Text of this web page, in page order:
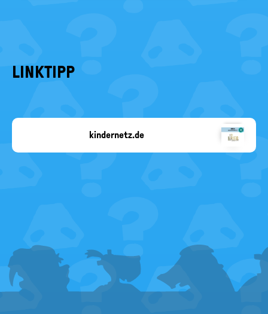
LINKTIPP
kindernetz.de
FOOTER
MENU